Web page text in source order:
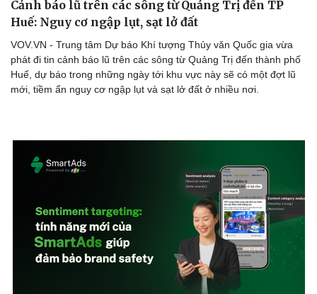
Cảnh báo lũ trên các sông từ Quảng Trị đến TP
Huế: Nguy cơ ngập lụt, sạt lở đất
VOV.VN - Trung tâm Dự báo Khí tượng Thủy văn Quốc gia vừa
phát đi tin cảnh báo lũ trên các sông từ Quảng Trị đến thành phố
Huế, dự báo trong những ngày tới khu vực này sẽ có một đợt lũ
mới, tiềm ẩn nguy cơ ngập lụt và sạt lở đất ở nhiều nơi.